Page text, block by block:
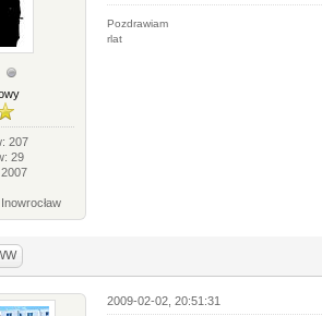
207
29
2007
Pozdrawiam
rlat
2009-02-02, 20:51:31